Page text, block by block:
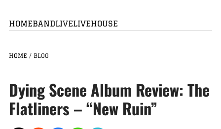
HOMEBANDLIVELIVEHOUSE
HOME / BLOG
Dying Scene Album Review: The
Flatliners – “New Ruin”